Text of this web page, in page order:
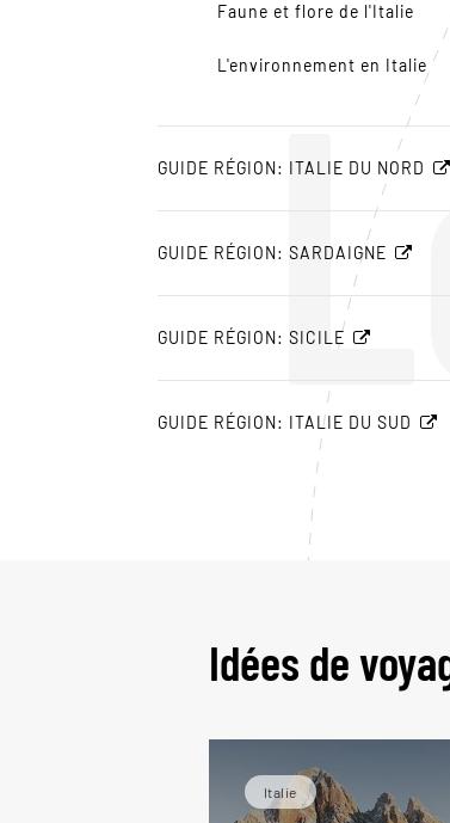
Faune et flore de l'Italie
L'environnement en Italie
GUIDE RÉGION: ITALIE DU NORD
GUIDE RÉGION: SARDAIGNE
GUIDE RÉGION: SICILE
GUIDE RÉGION: ITALIE DU SUD
Idées de
Italie